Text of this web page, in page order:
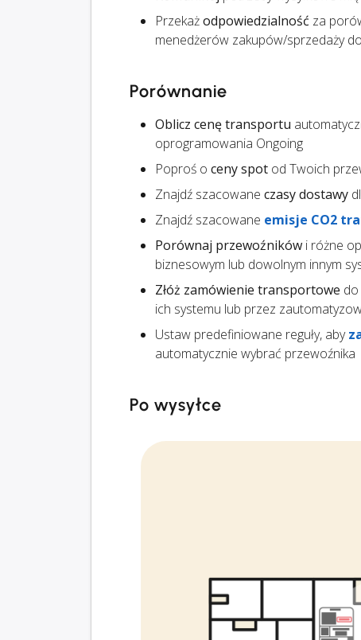
Przekażodpowiedzialność za
menedżerów zakupów/sprzedaży
Porównanie
Oblicz cenę transportu
oprogramowania Ongoing
Poproś o ceny spot od Twoich
Znajdź szacowane czasy dostawy
Znajdź szacowane emisje CO2
Porównaj przewoźników i różne
biznesowym lub dowolnym innym
Złóż zamówienie transportowe
ich systemu lub przez
Ustaw predefiniowane reguły, aby
automatycznie wybrać przewoźnika
Po wysyłce